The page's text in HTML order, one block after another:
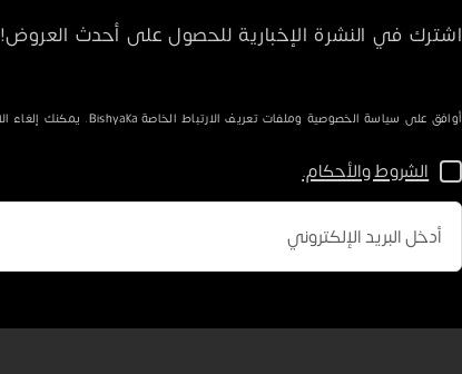
اشترك في النشرة الإخبارية للحصول على أحدث العروض!
أوافق على سياسة الخصوصية وملفات تعريف الارتباط الخاصة Bishyaka. يمكنك إلغاء الاشتراك في أي وقت.
الشروط والأحكام.